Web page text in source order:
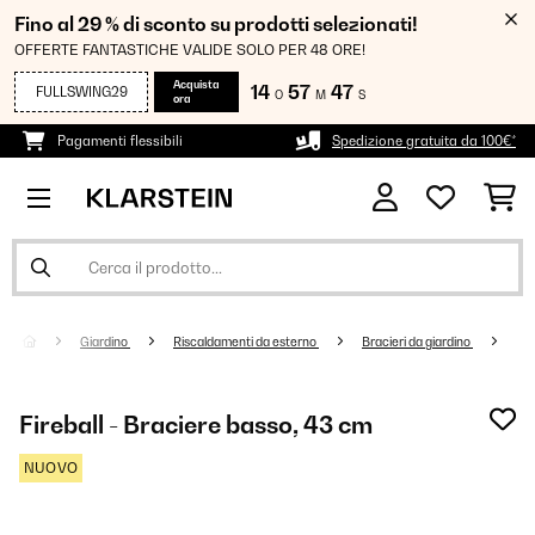
Fino al 29 % di sconto su prodotti selezionati!
OFFERTE FANTASTICHE VALIDE SOLO PER 48 ORE!
FULLSWING29
Acquista
ora
14 O 57 M 46 S
Pagamenti flessibili Spedizione gratuita da 100€*
Giardino Riscaldamenti da esterno Bracieri da giardino
Fireball - Braciere basso, 43 cm
NUOVO